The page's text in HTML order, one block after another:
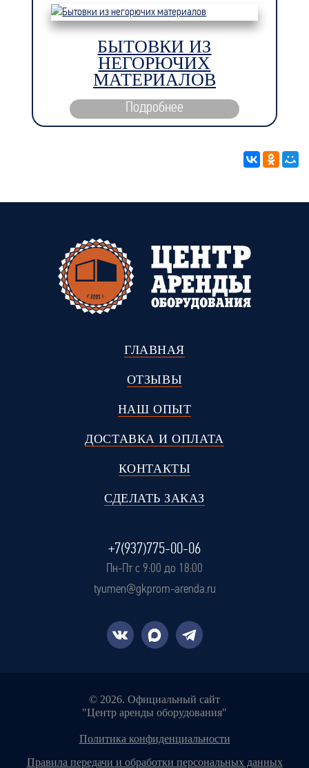
БЫТОВКИ ИЗ
НЕГОРЮЧИХ
МАТЕРИАЛОВ
Подробнее
ГЛАВНАЯ
ОТЗЫВЫ
НАШ ОПЫТ
ДОСТАВКА И ОПЛАТА
КОНТАКТЫ
СДЕЛАТЬ ЗАКАЗ
+7(937)775-00-06
Пн-Пт с 9:00 до 18:00
tyumen@gkprom-arenda.ru
© 2026. Официальный сайт
"Центр аренды оборудования"
политика конфиденциальности
правила передачи и обработки персональных данных